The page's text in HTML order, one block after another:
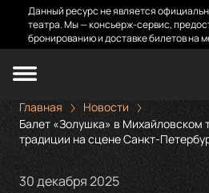
Данный ресурс не является
театра. Мы — консьерж-сервис,
бронированию и доставке билетов на
Главная
Новости
Балет «Золушка» в Михайловском
традиции на сцене Санкт-
30 декабря 2025